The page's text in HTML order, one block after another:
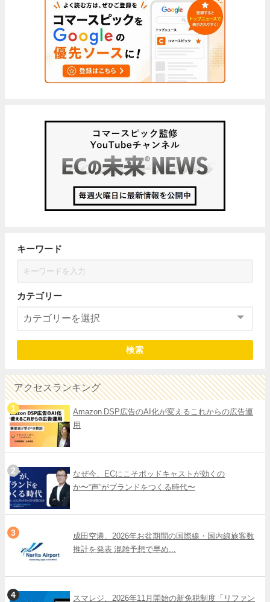
キーワード
カテゴリー
検索
アクセスランキング
Amazon DSP広告のAI化が変えるこれからの広告運
用
なぜ今、ECにこそポッドキャストが効くの
か〜“声”がブランドをつくる時代〜
成田空港、2026年お盆期間の国際線・国内線旅客数
推計を発表 混雑予想で早め...
スマレジ、2026年11月開始の新免税制度「リファン